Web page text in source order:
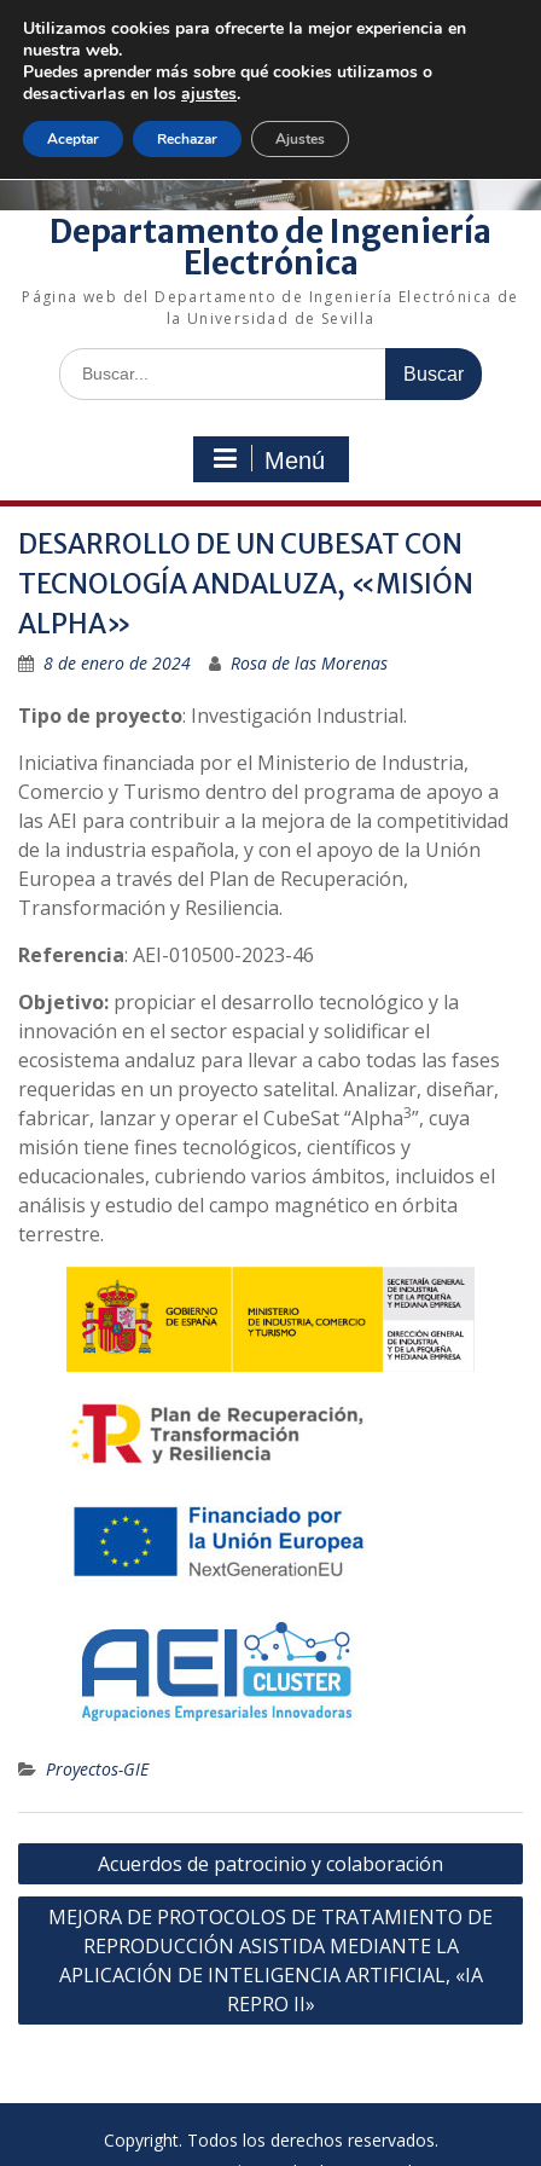
contenido
+34 954 48 73 72 electronica@us.es
Bienvenido a nuestro departamento!
Enlaces rápidos
Departamento de Ingeniería
Electrónica
Página web del Departamento de Ingeniería Electrónica de
la Universidad de Sevilla
Buscar:
Menú
DESARROLLO DE UN CUBESAT CON
TECNOLOGÍA ANDALUZA, «MISIÓN
ALPHA»
8 de enero de 2024 Rosa de las Morenas
Tipo de proyecto: Investigación Industrial.
Iniciativa financiada por el Ministerio de Industria,
Comercio y Turismo dentro del programa de apoyo a
las AEI para contribuir a la mejora de la competitividad
de la industria española, y con el apoyo de la Unión
Europea a través del Plan de Recuperación,
Transformación y Resiliencia.
Referencia: AEI-010500-2023-46
Objetivo: propiciar el desarrollo tecnológico y la
innovación en el sector espacial y solidificar el
ecosistema andaluz para llevar a cabo todas las fases
requeridas en un proyecto satelital. Analizar, diseñar,
fabricar, lanzar y operar el CubeSat “Alpha3”, cuya
misión tiene fines tecnológicos, científicos y
educacionales, cubriendo varios ámbitos, incluidos el
análisis y estudio del campo magnético en órbita
terrestre.
Proyectos-GIE
Navegación
de
entradas
Acuerdos de patrocinio y colaboración
MEJORA DE PROTOCOLOS DE TRATAMIENTO DE
REPRODUCCIÓN ASISTIDA MEDIANTE LA
APLICACIÓN DE INTELIGENCIA ARTIFICIAL, «IA
REPRO II»
Copyright. Todos los derechos reservados.
Utilizamos cookies para ofrecerte la mejor experiencia en
nuestra web.
Puedes aprender más sobre qué cookies utilizamos o
desactivarlas en los ajustes.
Aceptar Rechazar Ajustes